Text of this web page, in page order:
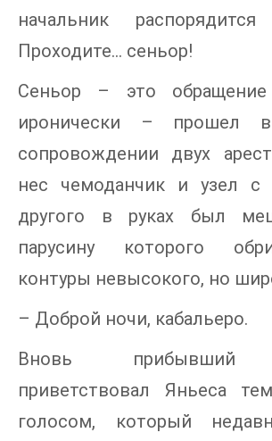
начальник распорядится
Проходите… сеньор!
Сеньор – это обращение
иронически – прошел
сопровождении двух
нес чемоданчик и узел с
другого в руках был
парусину которого
контуры невысокого, но
– Доброй ночи, кабальеро.
Вновь прибывший
приветствовал Яньеса
голосом, который